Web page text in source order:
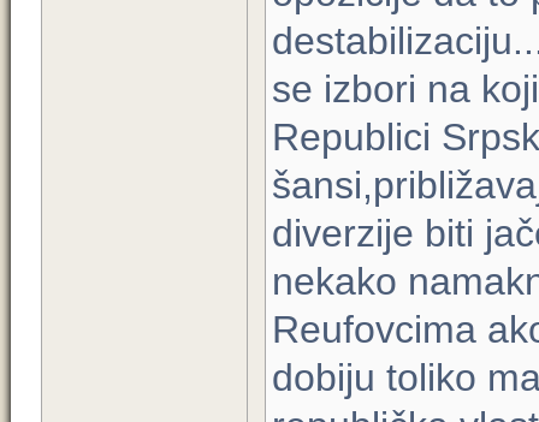
se izbori na
Republici
diverzije biti
nekako
Reufovcima
dobiju toliko